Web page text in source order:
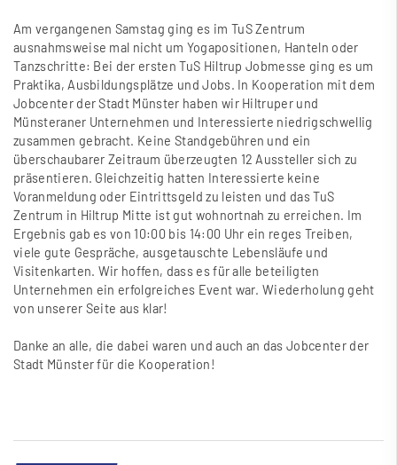
Am vergangenen Samstag ging es im TuS Zentrum
ausnahmsweise mal nicht um Yogapositionen, Hanteln oder
Tanzschritte: Bei der ersten TuS Hiltrup Jobmesse ging es um
Praktika, Ausbildungsplätze und Jobs. In Kooperation mit dem
Jobcenter der Stadt Münster haben wir Hiltruper und
Münsteraner Unternehmen und Interessierte niedrigschwellig
zusammen gebracht. Keine Standgebühren und ein
überschaubarer Zeitraum überzeugten 12 Aussteller sich zu
präsentieren. Gleichzeitig hatten Interessierte keine
Voranmeldung oder Eintrittsgeld zu leisten und das TuS
Zentrum in Hiltrup Mitte ist gut wohnortnah zu erreichen. Im
Ergebnis gab es von 10:00 bis 14:00 Uhr ein reges Treiben,
viele gute Gespräche, ausgetauschte Lebensläufe und
Visitenkarten. Wir hoffen, dass es für alle beteiligten
Unternehmen ein erfolgreiches Event war. Wiederholung geht
von unserer Seite aus klar!
Danke an alle, die dabei waren und auch an das Jobcenter der
Stadt Münster für die Kooperation!